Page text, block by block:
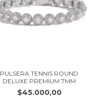
PULSERA TENNIS ROUND
DELUXE PREMIUM 7MM
$45.000,00